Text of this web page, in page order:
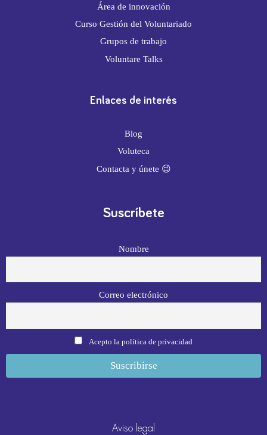
Área de innovación
Curso Gestión del Voluntariado
Grupos de trabajo
Voluntare Talks
Enlaces de interés
Blog
Voluteca
Contacta y únete 😉
Suscríbete
Nombre
Correo electrónico
Acepto la política de privacidad
Aviso legal